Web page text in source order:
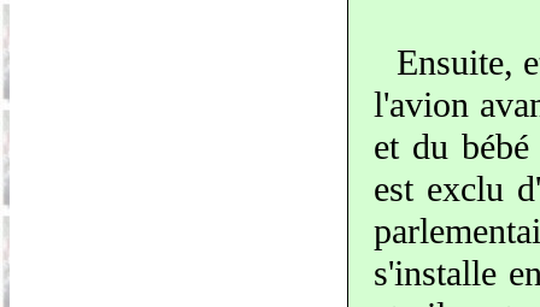
Ensuite,
l'avion
et du
est exclu
s'installe